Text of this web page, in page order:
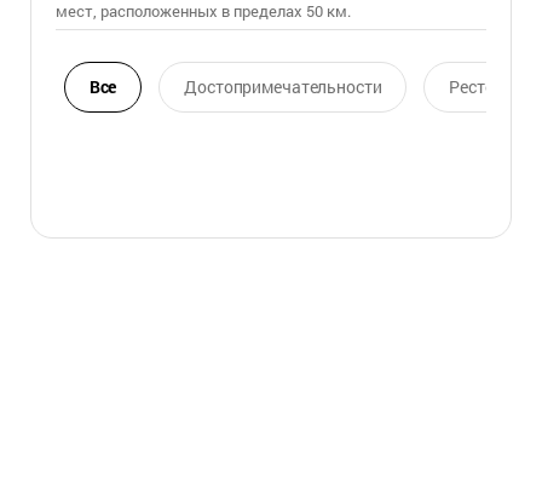
мест, расположенных в пределах 50 км.
Все Достопримечательности Ресторан